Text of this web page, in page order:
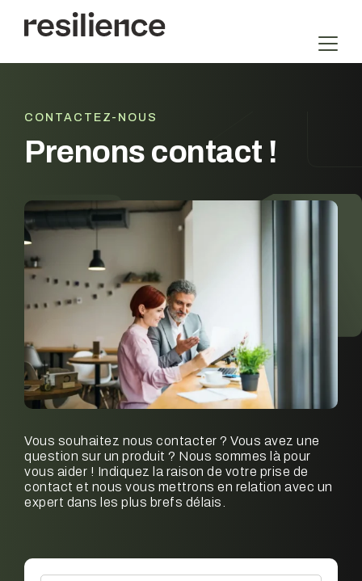
contenu
CONTACTEZ-NOUS
Prenons contact !
Vous souhaitez nous contacter ? Vous avez une
question sur un produit ? Nous sommes là pour
vous aider ! Indiquez la raison de votre prise de
contact et nous vous mettrons en relation avec un
expert dans les plus brefs délais.